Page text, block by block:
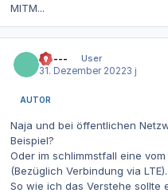
MITM...
------
User
31. Dezember 20223 j
AUTOR
Naja und bei öffentlichen
Beispiel?
Oder im schlimmstfall eine
(Bezüglich Verbindung via LTE).
So wie ich das Verstehe sollte